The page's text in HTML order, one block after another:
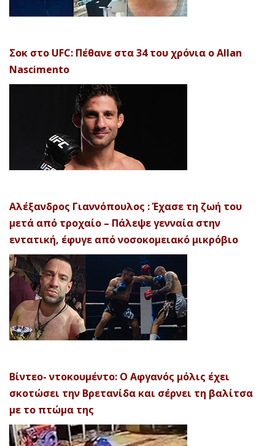
Σοκ στο UFC: Πέθανε στα 34 του χρόνια ο Allan
Nascimento
Αλέξανδρος Γιαννόπουλος : Έχασε τη ζωή του
μετά από τροχαίο – Πάλεψε γενναία στην
εντατική, έφυγε από νοσοκομειακό μικρόβιο
Βίντεο- ντοκουμέντο: Ο Αφγανός μόλις έχει
σκοτώσει την Βρετανίδα και σέρνει τη βαλίτσα
με το πτώμα της